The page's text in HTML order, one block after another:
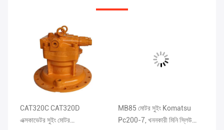
CAT320C CAT320D
এক্সকাভেটর সুইং মোটর
MB85 মোটর সুইং Komatsu
Pc200-7, খননকারী মিনি স্লিউ